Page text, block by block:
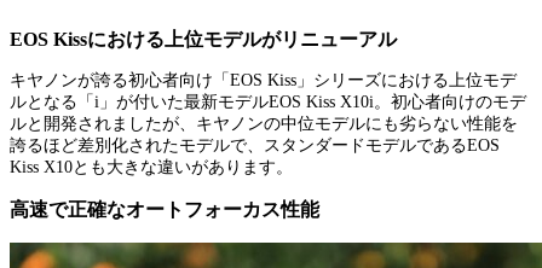
EOS Kissにおける上位モデルがリニューアル
キヤノンが誇る初心者向け「EOS Kiss」シリーズにおける上位モデ
ルとなる「i」が付いた最新モデルEOS Kiss X10i。初心者向けのモデ
ルと開発されましたが、キヤノンの中位モデルにも劣らない性能を
誇るほど差別化されたモデルで、スタンダードモデルであるEOS
Kiss X10とも大きな違いがあります。
高速で正確なオートフォーカス性能